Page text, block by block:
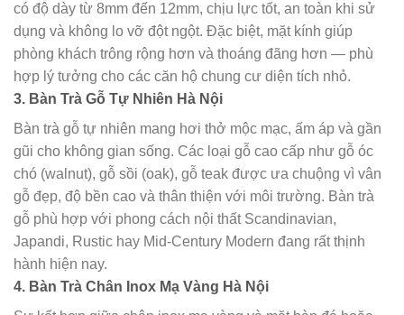
có độ dày từ 8mm đến 12mm, chịu lực tốt, an toàn khi sử
dụng và không lo vỡ đột ngột. Đặc biệt, mặt kính giúp
phòng khách trông rộng hơn và thoáng đãng hơn — phù
hợp lý tưởng cho các căn hộ chung cư diện tích nhỏ.
3. Bàn Trà Gỗ Tự Nhiên Hà Nội
Bàn trà gỗ tự nhiên mang hơi thở mộc mạc, ấm áp và gần
gũi cho không gian sống. Các loại gỗ cao cấp như gỗ óc
chó (walnut), gỗ sồi (oak), gỗ teak được ưa chuộng vì vân
gỗ đẹp, độ bền cao và thân thiện với môi trường. Bàn trà
gỗ phù hợp với phong cách nội thất Scandinavian,
Japandi, Rustic hay Mid-Century Modern đang rất thịnh
hành hiện nay.
4. Bàn Trà Chân Inox Mạ Vàng Hà Nội